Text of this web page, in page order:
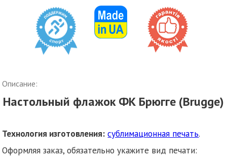
Описание:
Настольный флажок ФК Брюгге (Brugge)
Технология изготовления: сублимационная печать.
Оформляя заказ, обязательно укажите вид печати: